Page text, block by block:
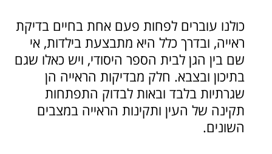
כולנו עוברים לפחות פעם אחת בחיים בדיקת
ראייה, ובדרך כלל היא מתבצעת בילדות, אי
שם בין הגן לבית הספר היסודי, ויש כאלו שגם
בתיכון ובצבא. חלק מבדיקות הראייה הן
שגרתיות בלבד ובאות לבדוק התפתחות
תקינה של העין ותקינות הראייה במצבים
השונים.